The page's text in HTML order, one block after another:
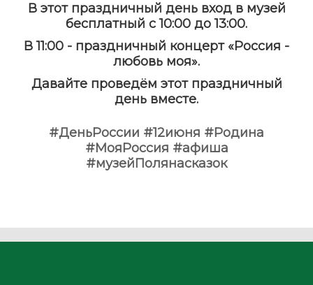
В этот праздничный день вход в музей
бесплатный с 10:00 до 13:00.
В 11:00 - праздничный концерт «Россия -
любовь моя».
Давайте проведём этот праздничный
день вместе.
#ДеньРоссии #12июня #Родина
#МояРоссия #афиша
#музейПолянасказок